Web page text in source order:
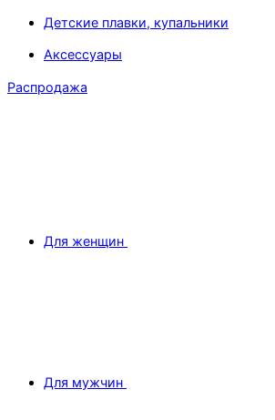
Детские плавки, купальники
Аксессуары
Распродажа
Для женщин
Для мужчин